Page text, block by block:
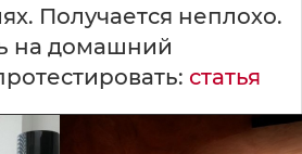
Получается неплохо.
на домашний
статья